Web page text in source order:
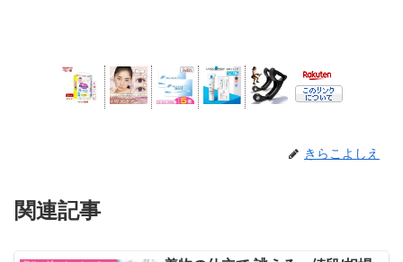
きらこよしえ
関連記事